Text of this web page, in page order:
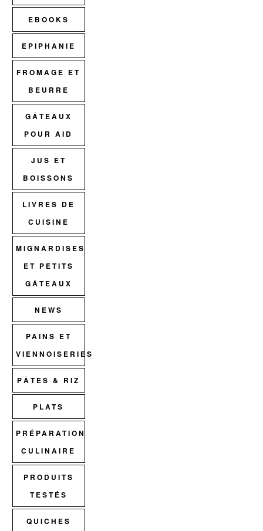
EBOOKS
EPIPHANIE
FROMAGE ET
BEURRE
GÂTEAUX
POUR AID
JUS ET
BOISSONS
LIVRES DE
CUISINE
MIGNARDISES
ET PETITS
GÂTEAUX
NEWS
PAINS ET
VIENNOISERIES
PÂTES & RIZ
PLATS
PRÉPARATION
CULINAIRE
PRODUITS
TESTÉS
QUICHES